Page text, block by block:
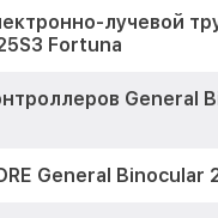
лучевой
Fortuna
General
General Binocular